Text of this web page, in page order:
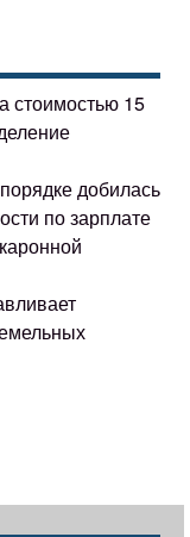
стоимостью 15
добилась
по зарплате